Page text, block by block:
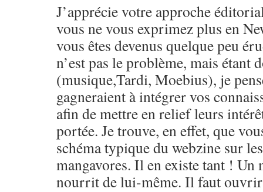
J’apprécie votre approche
vous ne vous exprimez plus en
vous êtes devenus quelque peu
n’est pas le problème, mais étant
(musique,Tardi, Moebius), je
gagneraient à intégrer vos
afin de mettre en relief leurs
portée. Je trouve, en effet, que
schéma typique du webzine sur
mangavores. Il en existe tant ! Un
nourrit de lui-même. Il faut